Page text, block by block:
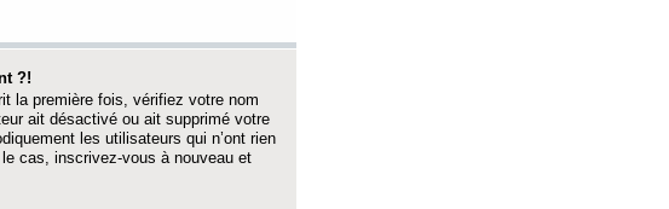
?!
la première fois, vérifiez votre nom
ait désactivé ou ait supprimé votre
les utilisateurs qui n’ont rien
cas, inscrivez-vous à nouveau et